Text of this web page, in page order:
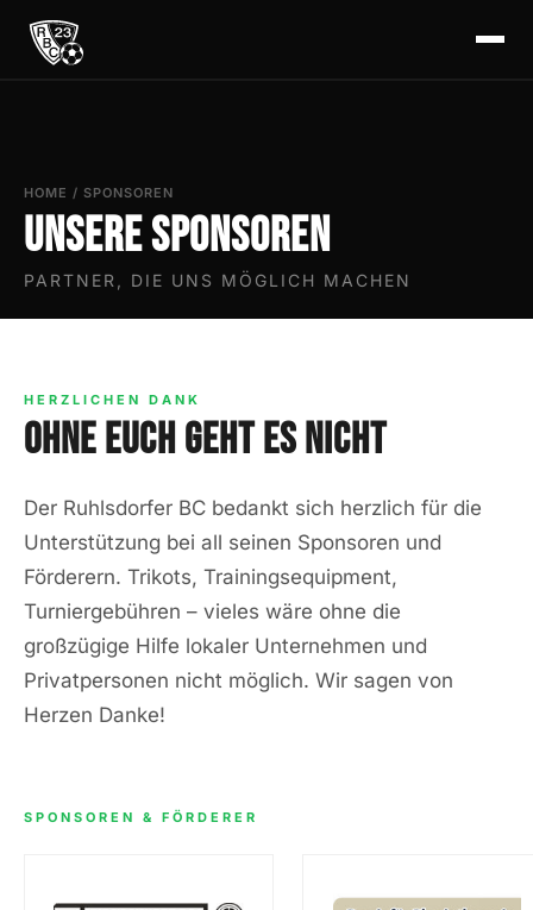
HOME / SPONSOREN
Unsere Sponsoren
PARTNER, DIE UNS MÖGLICH MACHEN
HERZLICHEN DANK
Ohne euch geht es nicht
Der Ruhlsdorfer BC bedankt sich herzlich für die
Unterstützung bei all seinen Sponsoren und
Förderern. Trikots, Trainingsequipment,
Turniergebühren – vieles wäre ohne die
großzügige Hilfe lokaler Unternehmen und
Privatpersonen nicht möglich. Wir sagen von
Herzen Danke!
SPONSOREN & FÖRDERER